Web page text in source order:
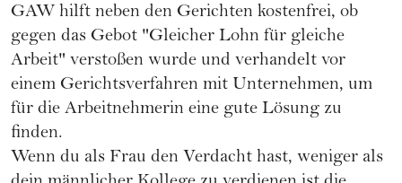
GAW hilft neben den Gerichten kostenfrei, ob
gegen das Gebot "Gleicher Lohn für gleiche
Arbeit" verstoßen wurde und verhandelt vor
einem Gerichtsverfahren mit Unternehmen, um
für die Arbeitnehmerin eine gute Lösung zu
finden.
Wenn du als Frau den Verdacht hast, weniger als